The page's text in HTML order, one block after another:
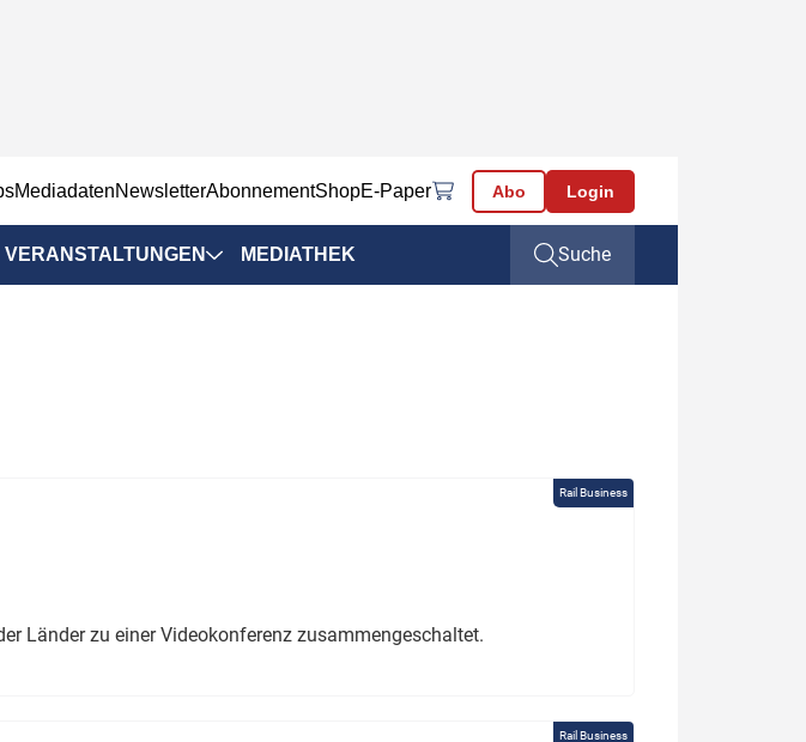
MediadatenNewsletterAbonnementShopE-Paper Abo Login
VERANSTALTUNGEN MEDIATHEK Suche
Rail Business
Länder zu einer Videokonferenz zusammengeschaltet.
Rail Business